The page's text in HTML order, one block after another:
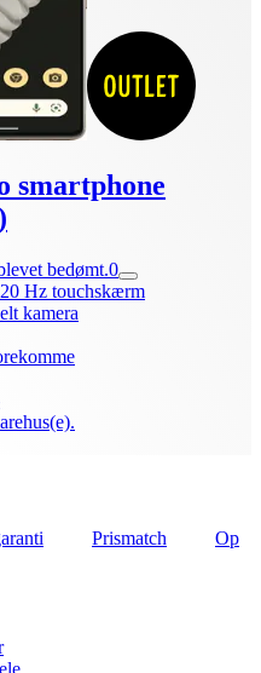
smartphone
bedømt.0
Hz touchskærm
kamera
Prismatch
Op